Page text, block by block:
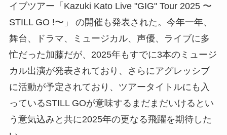
イブツアー「Kazuki Kato Live "GIG" Tour 2025 〜
STILL GO !〜」 の開催も発表された。今年一年、
舞台、ドラマ、ミュージカル、声優、ライブに多
忙だった加藤だが、2025年もすでに3本のミュージ
カル出演が発表されており、さらにアグレッシブ
に活動が予定されており、ツアータイトルにも入
っているSTILL GOが意味するまだまだいけるとい
う意気込みと共に2025年の更なる飛躍を期待した